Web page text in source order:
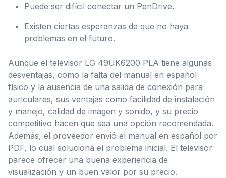
Puede ser difícil conectar un PenDrive.
Existen ciertas esperanzas de que no haya
problemas en el futuro.
Aunque el televisor LG 49UK6200 PLA tiene algunas
desventajas, como la falta del manual en español
físico y la ausencia de una salida de conexión para
auriculares, sus ventajas como facilidad de instalación
y manejo, calidad de imagen y sonido, y su precio
competitivo hacen que sea una opción recomendada.
Además, el proveedor envió el manual en español por
PDF, lo cual soluciona el problema inicial. El televisor
parece ofrecer una buena experiencia de
visualización y un buen valor por su precio.